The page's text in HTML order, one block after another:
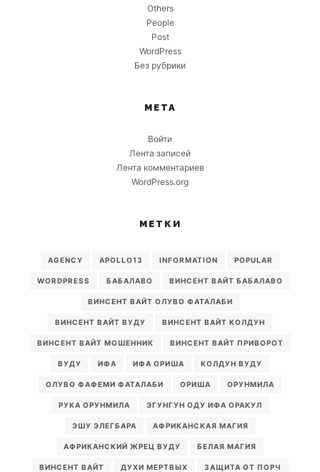
Others
People
Post
WordPress
Без рубрики
МЕТА
Войти
Лента записей
Лента комментариев
WordPress.org
МЕТКИ
AGENCY APOLLO13 INFORMATION POPULAR
WORDPRESS БАБАЛАВО ВИНСЕНТ ВАЙТ БАБАЛАВО
ВИНСЕНТ ВАЙТ ОЛУВО ФАТАЛАБИ
ВИНСЕНТ ВАЙТ ВУДУ ВИНСЕНТ ВАЙТ КОЛДУН
ВИНСЕНТ ВАЙТ МОШЕННИК ВИНСЕНТ ВАЙТ ПРИВОРОТ
ВУДУ ИФА ИФА ОРИША КОЛДУН ВУДУ
ОЛУВО ФАФЕМИ ФАТАЛАБИ ОРИША ОРУНМИЛА
РУКА ОРУНМИЛА ЭГУНГУН ОДУ ИФА ОРАКУЛ
ЭШУ ЭЛЕГБАРА АФРИКАНСКАЯ МАГИЯ
АФРИКАНСКИЙ ЖРЕЦ ВУДУ БЕЛАЯ МАГИЯ
ВИНСЕНТ ВАЙТ ДУХИ МЕРТВЫХ ЗАЩИТА ОТ ПОРЧ